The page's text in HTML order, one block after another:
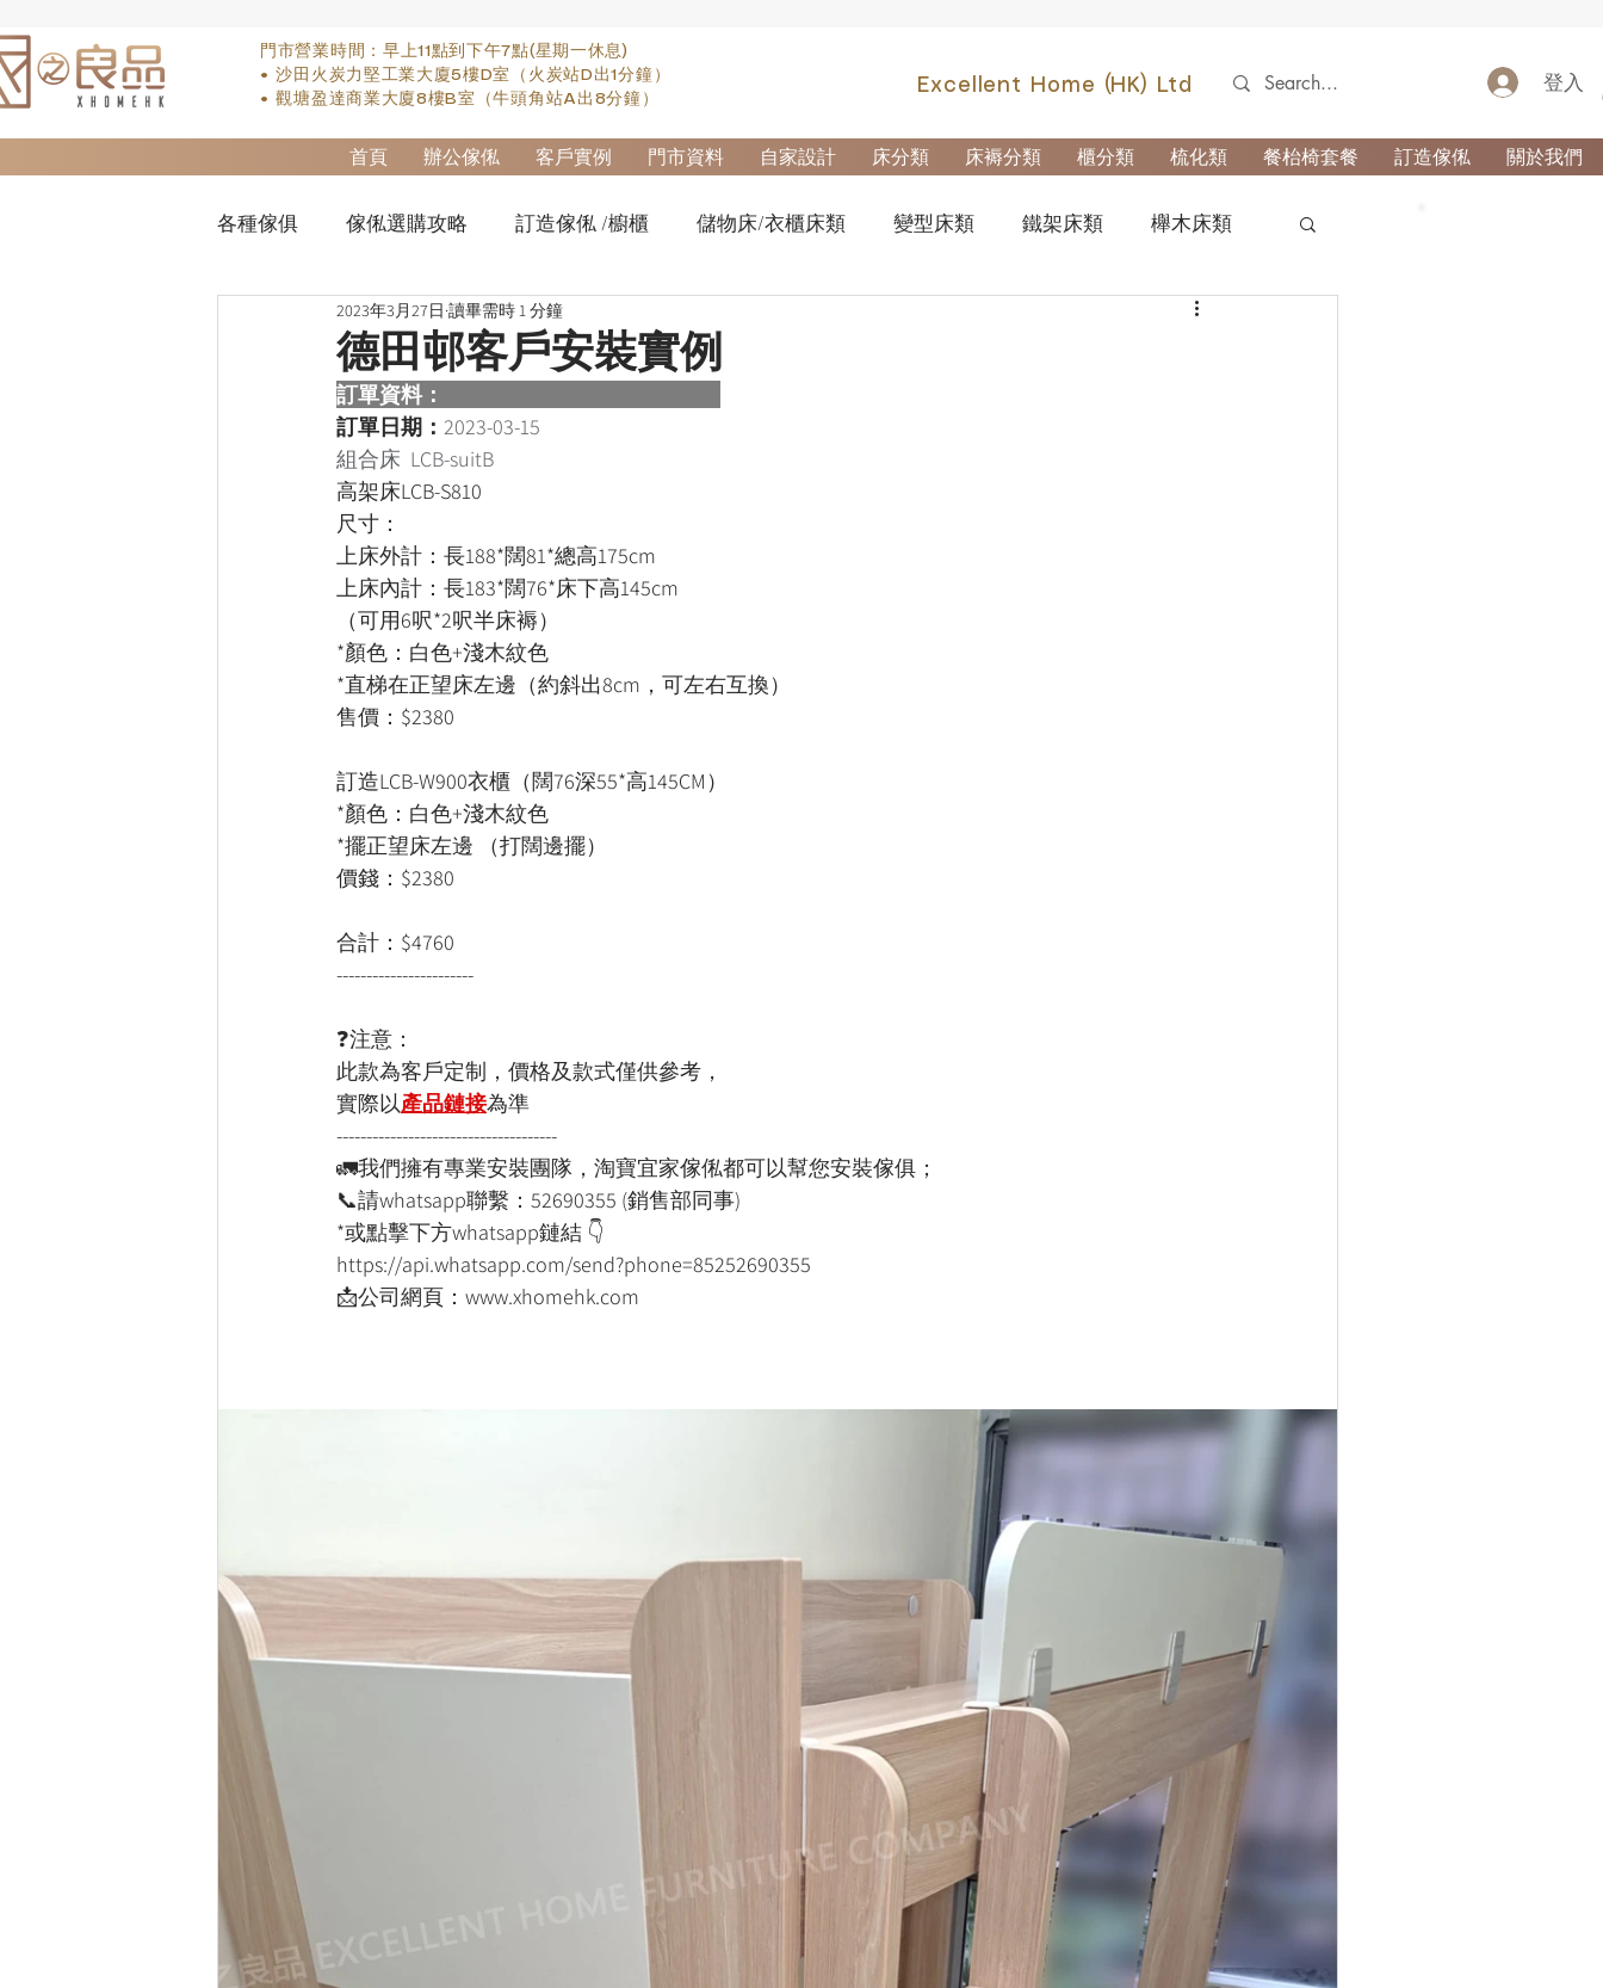
門市營業時間：早上11點到下午7點(星期一休息)
• 沙田火炭力堅工業大廈5樓D室（火炭站D出1分鐘）
• 觀塘盈達商業大廈8樓B室（牛頭角站A出8分鐘）
Excellent Home (HK) Ltd 登入
首頁 辦公傢俬 客戶實例 門市資料 自家設計 床分類 床褥分類 櫃分類 梳化類 餐枱椅套餐 訂造傢俬 關於我們
各種傢俱 傢俬選購攻略 訂造傢俬 /櫥櫃 儲物床/衣櫃床類 變型床類 鐵架床類 櫸木床類
實木床類 櫃-衣櫃 sofa類 櫃-玄關櫃
床褥類 檯類 櫃-鋼製文件櫃
德田邨客戶安裝實例
2023年3月27日 讀畢需時 1 分鐘
訂單資料：
訂單日期： 2023-03-15
組合床  LCB-suitB
高架床LCB-S810
尺寸：
上床外計：長188*闊81*總高175cm
上床內計：長183*闊76*床下高145cm
（可用6呎*2呎半床褥）
*顏色：白色+淺木紋色
*直梯在正望床左邊（約斜出8cm，可左右互換）
售價：$2380
訂造LCB-W900衣櫃（闊76深55*高145CM）
*顏色：白色+淺木紋色
*擺正望床左邊 （打闊邊擺）
價錢：$2380
合計：$4760
-----------------------
❓注意：
此款為客戶定制，價格及款式僅供參考，
實際以產品鏈接為準
-------------------------------------
🚛我們擁有專業安裝團隊，淘寶宜家傢俬都可以幫您安裝傢俱；
📞請whatsapp聯繫：52690355 (銷售部同事)
*或點擊下方whatsapp鏈結 👇
https://api.whatsapp.com/send?phone=85252690355
📩公司網頁：www.xhomehk.com